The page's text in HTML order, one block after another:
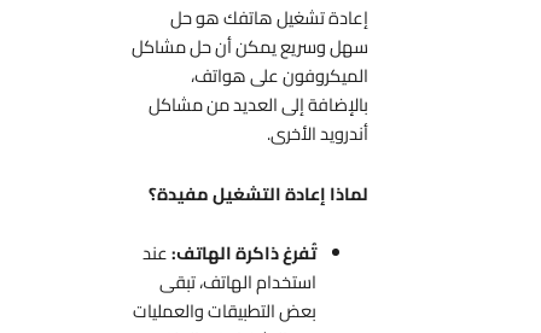
إعادة تشغيل هاتفك هو حل
سهل وسريع يمكن أن حل مشاكل
الميكروفون على هواتف،
بالإضافة إلى العديد من مشاكل
أندرويد الأخرى.
لماذا إعادة التشغيل مفيدة؟
تُفرغ ذاكرة الهاتف:عند
استخدام الهاتف، تبقى
بعض التطبيقات والعمليات